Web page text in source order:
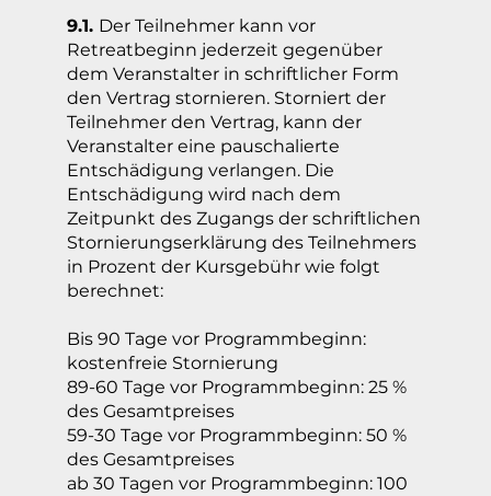
9.1. Der Teilnehmer kann vor
Retreatbeginn jederzeit gegenüber
dem Veranstalter in schriftlicher Form
den Vertrag stornieren. Storniert der
Teilnehmer den Vertrag, kann der
Veranstalter eine pauschalierte
Entschädigung verlangen. Die
Entschädigung wird nach dem
Zeitpunkt des Zugangs der schriftlichen
Stornierungserklärung des Teilnehmers
in Prozent der Kursgebühr wie folgt
berechnet:
Bis 90 Tage vor Programmbeginn:
kostenfreie Stornierung
89-60 Tage vor Programmbeginn: 25 %
des Gesamtpreises
59-30 Tage vor Programmbeginn: 50 %
des Gesamtpreises
ab 30 Tagen vor Programmbeginn: 100